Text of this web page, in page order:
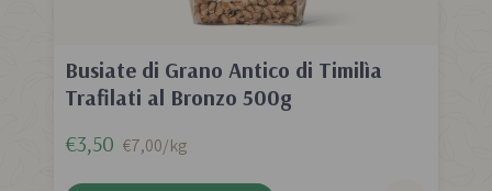
Busiate di Grano Antico di Timilìa
Trafilati al Bronzo 500g
€3,50 €7,00/kg